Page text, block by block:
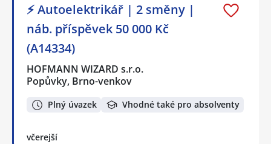
⚡ Autoelektrikář | 2 směny |
náb. příspěvek 50 000 Kč
(A14334)
HOFMANN WIZARD s.r.o.
Popůvky, Brno-venkov
Plný úvazek Vhodné také pro absolventy
včerejší